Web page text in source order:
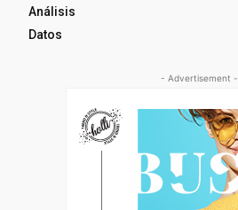
Análisis
Datos
- Advertisement -